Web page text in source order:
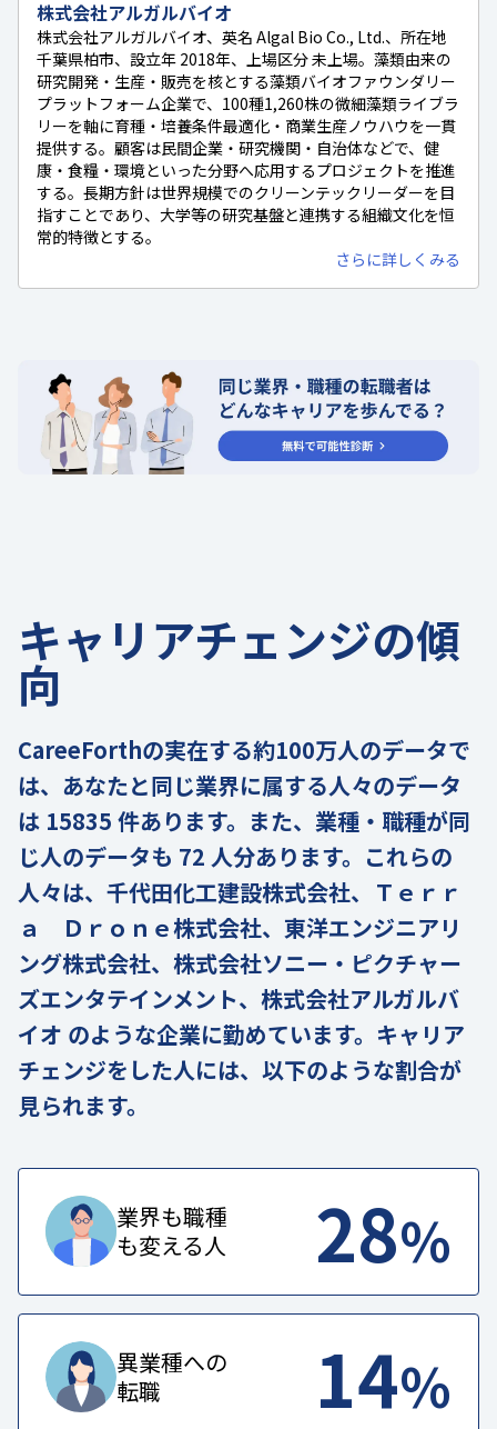
株式会社アルガルバイオ
株式会社アルガルバイオ、英名 Algal Bio Co., Ltd.、所在地
千葉県柏市、設立年 2018年、上場区分 未上場。藻類由来の
研究開発・生産・販売を核とする藻類バイオファウンダリー
プラットフォーム企業で、100種1,260株の微細藻類ライブラ
リーを軸に育種・培養条件最適化・商業生産ノウハウを一貫
提供する。顧客は民間企業・研究機関・自治体などで、健
康・食糧・環境といった分野へ応用するプロジェクトを推進
する。長期方針は世界規模でのクリーンテックリーダーを目
指すことであり、大学等の研究基盤と連携する組織文化を恒
常的特徴とする。
さらに詳しくみる
キャリアチェンジの傾
向
CareeForthの実在する約100万人のデータで
は、あなたと同じ業界に属する人々のデータ
は 15835 件あります。また、業種・職種が同
じ人のデータも 72 人分あります。これらの
人々は、千代田化工建設株式会社、Ｔｅｒｒ
ａ Ｄｒｏｎｅ株式会社、東洋エンジニアリ
ング株式会社、株式会社ソニー・ピクチャー
ズエンタテインメント、株式会社アルガルバ
イオ のような企業に勤めています。キャリア
チェンジをした人には、以下のような割合が
見られます。
業界も職種
も変える人
28%
異業種への
転職
14%